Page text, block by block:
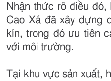
Nhận thức rõ điều đó,
Cao Xá đã xây dựng
kín, trong đó ưu tiên
với môi trường.
Tại khu vực sản xuất,